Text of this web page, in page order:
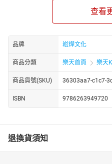
唐宋以來，波斯商人多以販運
售寶珠，對方以為是神物，出價
州）有胡人禮拜玉清三寶，終以
千萬買驪龍珠的。長安的西國胡
貫買武則天青泥珠的。這些不具
波斯人崇拜財富，這一風氣也
四顆，大逾徑寸，與會者起而禮
寶物，三十多名胡人見寶後都將
查看
品牌 崧燁文化
商品分類 樂天首頁 樂天
商品貨號(SKU) 36303aa7-c1c7-
ISBN 9786263949720
退換貨須知